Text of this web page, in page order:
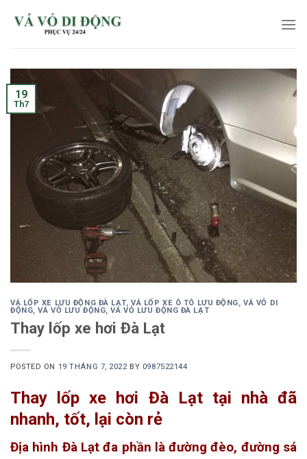
19
Th7
VÁ LỐP XE LƯU ĐỘNG ĐÀ LẠT,VÁ LỐP XE Ô TÔ LƯU ĐỘNG,VÁ VỎ DI
ĐỘNG,VÁ VỎ LƯU ĐỘNG,VÁ VỎ LƯU ĐỘNG ĐÀ LẠT
Thay lốp xe hơi Đà Lạt
POSTED ON 19 THÁNG 7, 2022BY 0987522144
Thay lốp xe hơi Đà Lạt tại nhà đã
nhanh, tốt, lại còn rẻ
Địa hình Đà Lạt đa phần là đường đèo, đường sá